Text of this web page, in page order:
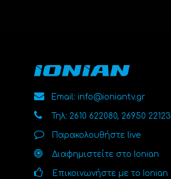
Email: info@ioniantv.gr
Τηλ: 2610 622080, 26950 22123
Παρακολουθήστε live
Διαφημιστείτε στο Ionian
Επικοινωνήστε με το Ionian